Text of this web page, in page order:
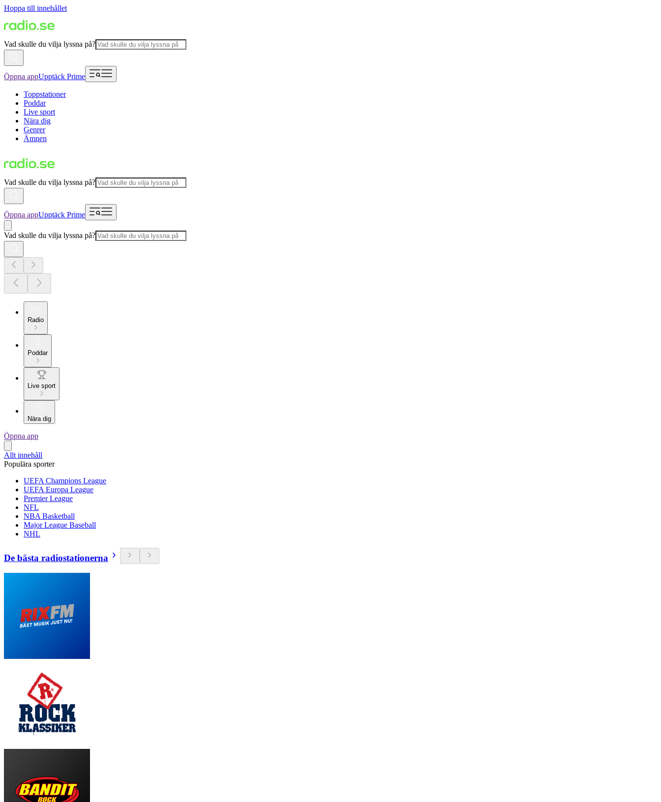
Hoppa till innehållet
Vad skulle du vilja lyssna på?
Öppna appUpptäck Prime
Toppstationer
Poddar
Live sport
Nära dig
Genrer
Ämnen
Vad skulle du vilja lyssna på?
Öppna appUpptäck Prime
Vad skulle du vilja lyssna på?
Radio
Poddar
Live sport
Nära dig
Öppna app
Allt innehåll
Populära sporter
UEFA Champions League
UEFA Europa League
Premier League
NFL
NBA Basketball
Major League Baseball
NHL
De bästa radiostationerna